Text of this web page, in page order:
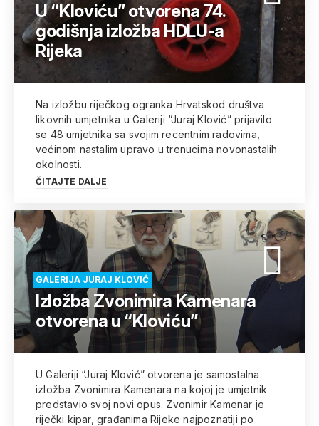
U “Kloviću” otvorena 74.
godišnja izložba HDLU-a
Rijeka
Na izložbu riječkog ogranka Hrvatskod društva
likovnih umjetnika u Galeriji “Juraj Klović” prijavilo
se 48 umjetnika sa svojim recentnim radovima,
većinom nastalim upravo u trenucima novonastalih
okolnosti.
ČITAJTE DALJE
GALERIJA JURAJ KLOVIĆ
Izložba Zvonimira Kamenara
otvorena u “Kloviću”
U Galeriji “Juraj Klović” otvorena je samostalna
izložba Zvonimira Kamenara na kojoj je umjetnik
predstavio svoj novi opus. Zvonimir Kamenar je
riječki kipar, građanima Rijeke najpoznatiji po